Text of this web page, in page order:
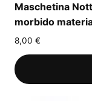
Maschetina
morbido
8,00 €